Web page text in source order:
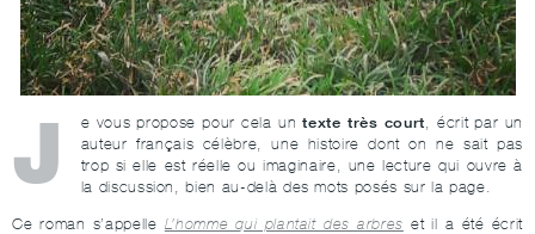
J e vous propose pour cela untexte très court, écrit par un
auteur français célèbre, une histoire dont on ne sait pas
trop si elle est réelle ou imaginaire, une lecture qui ouvre à
la discussion, bien au-delà des mots posés sur la page.
Ce roman s’appelle L’homme qui plantait des arbres et il a été écrit